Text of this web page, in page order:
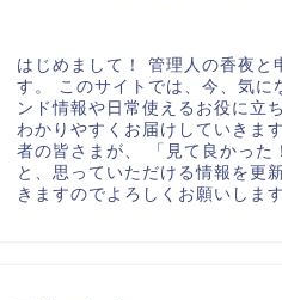
はじめまして！ 管理人の香夜と
す。 このサイトでは、今、気に
ンド情報や日常使えるお役に立
わかりやすくお届けしていきま
者の皆さまが、 「見て良かった
と、思っていただける情報を更
きますのでよろしくお願いしま